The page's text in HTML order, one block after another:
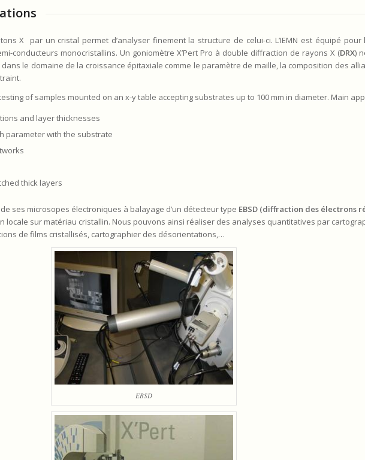
X par un cristal permet d’analyser finement la structure de celui-ci. L’IEMN est équipé pour
conducteurs monocristallins. Un goniomètre X’Pert Pro à double diffraction de rayons X (DRX)
le domaine de la croissance épitaxiale comme le paramètre de maille, la composition des
of samples mounted on an x-y table accepting substrates up to 100 mm in diameter. Main
and layer thicknesses
parameter with the substrate
thick layers
ses microsopes électroniques à balayage d’un détecteur type EBSD (diffraction des électrons
locale sur matériau cristallin. Nous pouvons ainsi réaliser des analyses quantitatives par
de films cristallisés, cartographier des désorientations,…
EBSD